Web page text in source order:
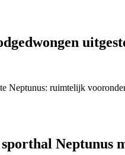
Neptunus: ruimtelijk
Neptunus